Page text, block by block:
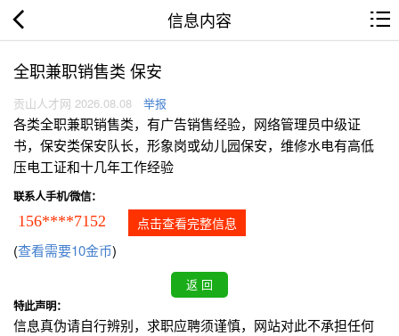
信息内容
全职兼职销售类 保安
贡山人才网 2026.08.08 举报
各类全职兼职销售类，有广告销售经验，网络管理员中级证
书，保安类保安队长，形象岗或幼儿园保安，维修水电有高低
压电工证和十几年工作经验
联系人手机/微信：
156****7152 点击查看完整信息
(查看需要10金币)
特此声明：
信息真伪请自行辨别，求职应聘须谨慎，网站对此不承担任何